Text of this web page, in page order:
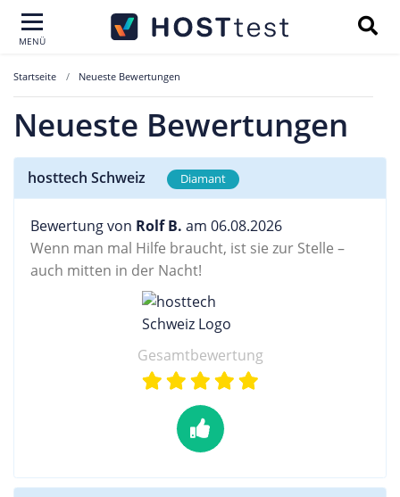
MENÜ
Startseite Neueste Bewertungen
Neueste Bewertungen
hosttech Schweiz Diamant
Bewertung von Rolf B. am 06.08.2026
Wenn man mal Hilfe braucht, ist sie zur Stelle –
auch mitten in der Nacht!
Gesamtbewertung